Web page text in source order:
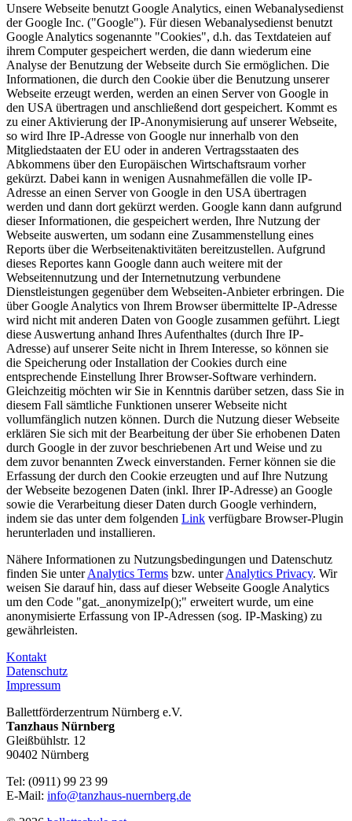
Unsere Webseite benutzt Google Analytics, einen Webanalysedienst
der Google Inc. ("Google"). Für diesen Webanalysedienst benutzt
Google Analytics sogenannte "Cookies", d.h. das Textdateien auf
ihrem Computer gespeichert werden, die dann wiederum eine
Analyse der Benutzung der Webseite durch Sie ermöglichen. Die
Informationen, die durch den Cookie über die Benutzung unserer
Webseite erzeugt werden, werden an einen Server von Google in
den USA übertragen und anschließend dort gespeichert. Kommt es
zu einer Aktivierung der IP-Anonymisierung auf unserer Webseite,
so wird Ihre IP-Adresse von Google nur innerhalb von den
Mitgliedstaaten der EU oder in anderen Vertragsstaaten des
Abkommens über den Europäischen Wirtschaftsraum vorher
gekürzt. Dabei kann in wenigen Ausnahmefällen die volle IP-
Adresse an einen Server von Google in den USA übertragen
werden und dann dort gekürzt werden. Google kann dann aufgrund
dieser Informationen, die gespeichert werden, Ihre Nutzung der
Webseite auswerten, um sodann eine Zusammenstellung eines
Reports über die Werbseitenaktivitäten bereitzustellen. Aufgrund
dieses Reportes kann Google dann auch weitere mit der
Webseitennutzung und der Internetnutzung verbundene
Dienstleistungen gegenüber dem Webseiten-Anbieter erbringen. Die
über Google Analytics von Ihrem Browser übermittelte IP-Adresse
wird nicht mit anderen Daten von Google zusammen geführt. Liegt
diese Auswertung anhand Ihres Aufenthaltes (durch Ihre IP-
Adresse) auf unserer Seite nicht in Ihrem Interesse, so können sie
die Speicherung oder Installation der Cookies durch eine
entsprechende Einstellung Ihrer Browser-Software verhindern.
Gleichzeitig möchten wir Sie in Kenntnis darüber setzen, dass Sie in
diesem Fall sämtliche Funktionen unserer Webseite nicht
vollumfänglich nutzen können. Durch die Nutzung dieser Webseite
erklären Sie sich mit der Bearbeitung der über Sie erhobenen Daten
durch Google in der zuvor beschriebenen Art und Weise und zu
dem zuvor benannten Zweck einverstanden. Ferner können sie die
Erfassung der durch den Cookie erzeugten und auf Ihre Nutzung
der Webseite bezogenen Daten (inkl. Ihrer IP-Adresse) an Google
sowie die Verarbeitung dieser Daten durch Google verhindern,
indem sie das unter dem folgenden Link verfügbare Browser-Plugin
herunterladen und installieren.
Nähere Informationen zu Nutzungsbedingungen und Datenschutz
finden Sie unterAnalytics Terms bzw. unterAnalytics Privacy. Wir
weisen Sie darauf hin, dass auf dieser Webseite Google Analytics
um den Code "gat._anonymizeIp();" erweitert wurde, um eine
anonymisierte Erfassung von IP-Adressen (sog. IP-Masking) zu
gewährleisten.
Kontakt
Datenschutz
Impressum
Ballettförderzentrum Nürnberg e.V.
Tanzhaus Nürnberg
Gleißbühlstr. 12
90402 Nürnberg
Tel: (0911) 99 23 99
E-Mail: info@tanzhaus-nuernberg.de